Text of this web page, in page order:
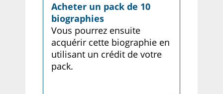
Acheter un pack de 10
biographies
Vous pourrez ensuite
acquérir cette biographie en
utilisant un crédit de votre
pack.